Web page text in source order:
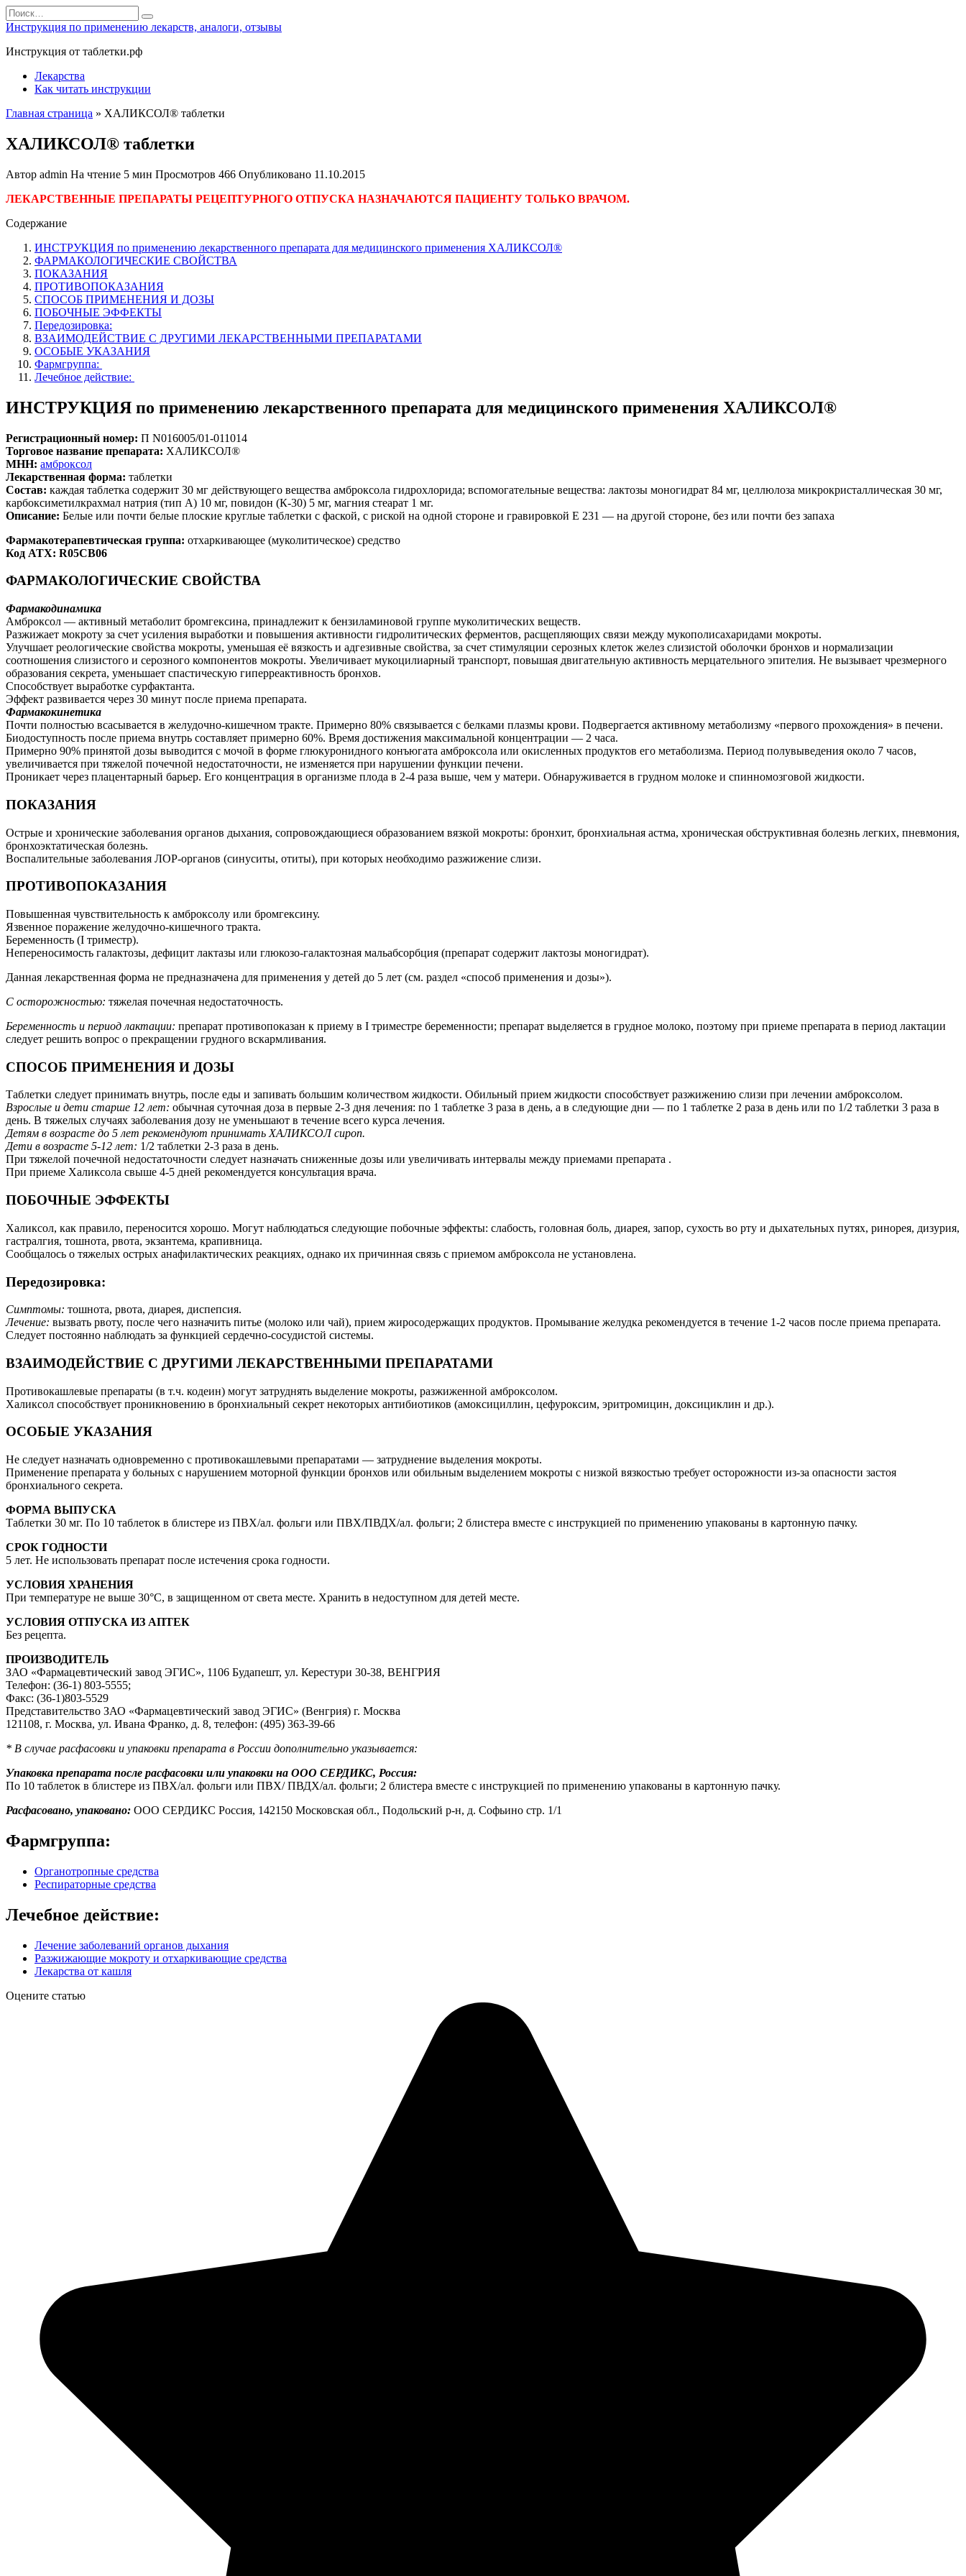
Перейти
к
содержанию
Search
for:
Инструкция по применению лекарств, аналоги, отзывы
Инструкция от таблетки.рф
Лекарства
Как читать инструкции
Главная страница » ХАЛИКСОЛ® таблетки
ХАЛИКСОЛ® таблетки
Автор admin На чтение 5 мин Просмотров 466 Опубликовано 11.10.2015
ЛЕКАРСТВЕННЫЕ ПРЕПАРАТЫ РЕЦЕПТУРНОГО ОТПУСКА НАЗНАЧАЮТСЯ ПАЦИЕНТУ ТОЛЬКО ВРАЧОМ.
Содержание
ИНСТРУКЦИЯ по применению лекарственного препарата для медицинского применения ХАЛИКСОЛ®
ФАРМАКОЛОГИЧЕСКИЕ СВОЙСТВА
ПОКАЗАНИЯ
ПРОТИВОПОКАЗАНИЯ
СПОСОБ ПРИМЕНЕНИЯ И ДОЗЫ
ПОБОЧНЫЕ ЭФФЕКТЫ
Передозировка:
ВЗАИМОДЕЙСТВИЕ С ДРУГИМИ ЛЕКАРСТВЕННЫМИ ПРЕПАРАТАМИ
ОСОБЫЕ УКАЗАНИЯ
Фармгруппа:
Лечебное действие:
ИНСТРУКЦИЯ по применению лекарственного препарата для медицинского применения ХАЛИКСОЛ®
Регистрационный номер: П N016005/01-011014
Торговое название препарата: ХАЛИКСОЛ®
МНН: амброксол
Лекарственная форма: таблетки
Состав: каждая таблетка содержит 30 мг действующего вещества амброксола гидрохлорида; вспомогательные вещества: лактозы моногидрат 84 мг, целлюлоза микрокристаллическая 30 мг,
карбоксиметилкрахмал натрия (тип А) 10 мг, повидон (К-30) 5 мг, магния стеарат 1 мг.
Описание: Белые или почти белые плоские круглые таблетки с фаской, с риской на одной стороне и гравировкой Е 231 — на другой стороне, без или почти без запаха
Фармакотерапевтическая группа: отхаркивающее (муколитическое) средство
Код АТХ: R05CB06
ФАРМАКОЛОГИЧЕСКИЕ СВОЙСТВА
Фармакодинамика
Амброксол — активный метаболит бромгексина, принадлежит к бензиламиновой группе муколитических веществ.
Разжижает мокроту за счет усиления выработки и повышения активности гидролитических ферментов, расщепляющих связи между мукополисахаридами мокроты.
Улучшает реологические свойства мокроты, уменьшая её вязкость и адгезивные свойства, за счет стимуляции серозных клеток желез слизистой оболочки бронхов и нормализации
соотношения слизистого и серозного компонентов мокроты. Увеличивает мукоцилиарный транспорт, повышая двигательную активность мерцательного эпителия. Не вызывает чрезмерного
образования секрета, уменьшает спастическую гиперреактивность бронхов.
Способствует выработке сурфактанта.
Эффект развивается через 30 минут после приема препарата.
Фармакокинетика
Почти полностью всасывается в желудочно-кишечном тракте. Примерно 80% связывается с белками плазмы крови. Подвергается активному метаболизму «первого прохождения» в печени.
Биодоступность после приема внутрь составляет примерно 60%. Время достижения максимальной концентрации — 2 часа.
Примерно 90% принятой дозы выводится с мочой в форме глюкуронидного конъюгата амброксола или окисленных продуктов его метаболизма. Период полувыведения около 7 часов,
увеличивается при тяжелой почечной недостаточности, не изменяется при нарушении функции печени.
Проникает через плацентарный барьер. Его концентрация в организме плода в 2-4 раза выше, чем у матери. Обнаруживается в грудном молоке и спинномозговой жидкости.
ПОКАЗАНИЯ
Острые и хронические заболевания органов дыхания, сопровождающиеся образованием вязкой мокроты: бронхит, бронхиальная астма, хроническая обструктивная болезнь легких, пневмония,
бронхоэктатическая болезнь.
Воспалительные заболевания ЛОР-органов (синуситы, отиты), при которых необходимо разжижение слизи.
ПРОТИВОПОКАЗАНИЯ
Повышенная чувствительность к амброксолу или бромгексину.
Язвенное поражение желудочно-кишечного тракта.
Беременность (I триместр).
Непереносимость галактозы, дефицит лактазы или глюкозо-галактозная мальабсорбция (препарат содержит лактозы моногидрат).
Данная лекарственная форма не предназначена для применения у детей до 5 лет (см. раздел «способ применения и дозы»).
С осторожностью: тяжелая почечная недостаточность.
Беременность и период лактации: препарат противопоказан к приему в I триместре беременности; препарат выделяется в грудное молоко, поэтому при приеме препарата в период лактации
следует решить вопрос о прекращении грудного вскармливания.
СПОСОБ ПРИМЕНЕНИЯ И ДОЗЫ
Таблетки следует принимать внутрь, после еды и запивать большим количеством жидкости. Обильный прием жидкости способствует разжижению слизи при лечении амброксолом.
Взрослые и дети старше 12 лет: обычная суточная доза в первые 2-3 дня лечения: по 1 таблетке 3 раза в день, а в следующие дни — по 1 таблетке 2 раза в день или по 1/2 таблетки 3 раза в
день. В тяжелых случаях заболевания дозу не уменьшают в течение всего курса лечения.
Детям в возрасте до 5 лет рекомендуют принимать ХАЛИКСОЛ сироп.
Дети в возрасте 5-12 лет: 1/2 таблетки 2-3 раза в день.
При тяжелой почечной недостаточности следует назначать сниженные дозы или увеличивать интервалы между приемами препарата .
При приеме Халиксола свыше 4-5 дней рекомендуется консультация врача.
ПОБОЧНЫЕ ЭФФЕКТЫ
Халиксол, как правило, переносится хорошо. Могут наблюдаться следующие побочные эффекты: слабость, головная боль, диарея, запор, сухость во рту и дыхательных путях, ринорея, дизурия,
гастралгия, тошнота, рвота, экзантема, крапивница.
Сообщалось о тяжелых острых анафилактических реакциях, однако их причинная связь с приемом амброксола не установлена.
Передозировка:
Симптомы: тошнота, рвота, диарея, диспепсия.
Лечение: вызвать рвоту, после чего назначить питье (молоко или чай), прием жиросодержащих продуктов. Промывание желудка рекомендуется в течение 1-2 часов после приема препарата.
Следует постоянно наблюдать за функцией сердечно-сосудистой системы.
ВЗАИМОДЕЙСТВИЕ С ДРУГИМИ ЛЕКАРСТВЕННЫМИ ПРЕПАРАТАМИ
Противокашлевые препараты (в т.ч. кодеин) могут затруднять выделение мокроты, разжиженной амброксолом.
Халиксол способствует проникновению в бронхиальный секрет некоторых антибиотиков (амоксициллин, цефуроксим, эритромицин, доксициклин и др.).
ОСОБЫЕ УКАЗАНИЯ
Не следует назначать одновременно с противокашлевыми препаратами — затруднение выделения мокроты.
Применение препарата у больных с нарушением моторной функции бронхов или обильным выделением мокроты с низкой вязкостью требует осторожности из-за опасности застоя
бронхиального секрета.
ФОРМА ВЫПУСКА
Таблетки 30 мг. По 10 таблеток в блистере из ПВХ/ал. фольги или ПВХ/ПВДХ/ал. фольги; 2 блистера вместе с инструкцией по применению упакованы в картонную пачку.
СРОК ГОДНОСТИ
5 лет. Не использовать препарат после истечения срока годности.
УСЛОВИЯ ХРАНЕНИЯ
При температуре не выше 30°С, в защищенном от света месте. Хранить в недоступном для детей месте.
УСЛОВИЯ ОТПУСКА ИЗ АПТЕК
Без рецепта.
ПРОИЗВОДИТЕЛЬ
ЗАО «Фармацевтический завод ЭГИС», 1106 Будапешт, ул. Керестури 30-38, ВЕНГРИЯ
Телефон: (36-1) 803-5555;
Факс: (36-1)803-5529
Представительство ЗАО «Фармацевтический завод ЭГИС» (Венгрия) г. Москва
121108, г. Москва, ул. Ивана Франко, д. 8, телефон: (495) 363-39-66
* В случае расфасовки и упаковки препарата в России дополнительно указывается:
Упаковка препарата после расфасовки или упаковки на ООО СЕРДИКС, Россия:
По 10 таблеток в блистере из ПВХ/ал. фольги или ПВХ/ ПВДХ/ал. фольги; 2 блистера вместе с инструкцией по применению упакованы в картонную пачку.
Расфасовано, упаковано: ООО СЕРДИКС Россия, 142150 Московская обл., Подольский р-н, д. Софьино стр. 1/1
Фармгруппа:
Органотропные средства
Респираторные средства
Лечебное действие:
Лечение заболеваний органов дыхания
Разжижающие мокроту и отхаркивающие средства
Лекарства от кашля
Оцените статью